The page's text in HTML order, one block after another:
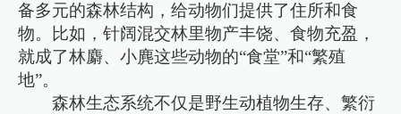
备多元的森林结构，给动物们提供了住所和食
物。比如，针阔混交林里物产丰饶、食物充盈，
就成了林麝、小麂这些动物的“食堂”和“繁殖
地”。
森林生态系统不仅是野生动植物生存、繁衍